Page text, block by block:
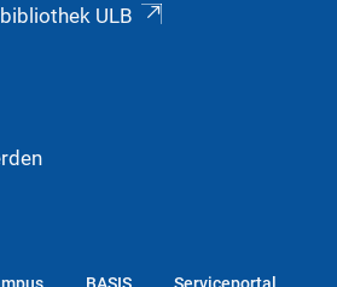
ULB
BASIS Serviceportal